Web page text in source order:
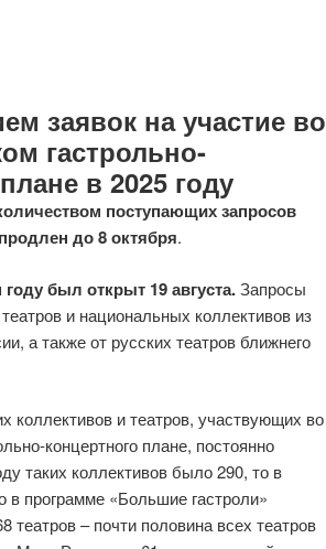
заявок на участие во
гастрольно-
в 2025 году
поступающих запросов
до 8 октября.
был открыт 19 августа.Запросы
и национальных коллективов из
а также от русских театров ближнего
коллективов и театров, участвующих во
концертного плане, постоянно
таких коллективов было 290, то в
в программе «Большие гастроли»
театров – почти половина всех театров